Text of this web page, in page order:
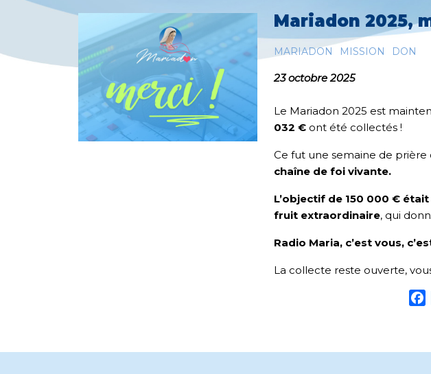
Mariadon 2025,
MARIADON MISSION DON
23 octobre 2025
Le Mariadon 2025 est
032 € ont été collectés !
Ce fut une semaine de prière
chaîne de foi vivante.
L’objectif de 150 000 €
fruit extraordinaire, qui
Radio Maria, c’est vous,
La collecte reste ouverte,